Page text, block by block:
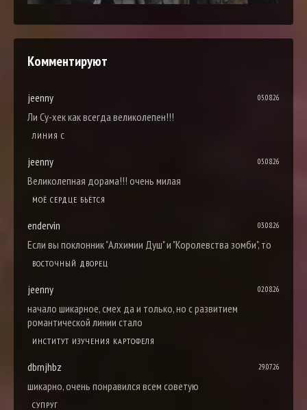
Комментируют
jeenny 05.08.26
Ли Су-хек как всегда великолепен!!!
ЛИНИЯ С
jeenny 05.08.26
Великолепная дорама!!! очень милая
МОЁ СЕРДЦЕ БЬЁТСЯ
endervin 03.08.26
Если вы поклонник "Алхимии Душ" и "Королевства зомби", то
ВОСТОЧНЫЙ ДВОРЕЦ
jeenny 02.08.26
начало шикарное, смех да и только, но с развитием
романтической линии стало
ИНСТИТУТ ИЗУЧЕНИЯ КАРТОФЕЛЯ
dbrnjhbz 29.07.26
шикарно, очень понравился всем советую
СУПРУГ